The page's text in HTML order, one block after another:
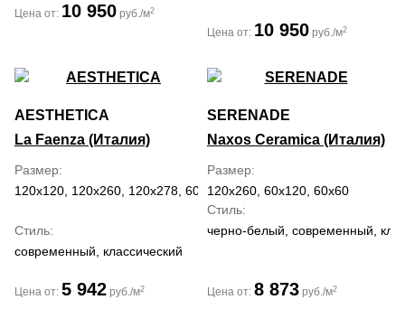
Цена от: 10 950 руб./м2
Цена от: 10 950 руб./м2
AESTHETICA
La Faenza (Италия)
Размер
120x120, 120x260, 120x278, 60x120
Стиль
современный, классический
Цена от: 5 942 руб./м2
SERENADE
Naxos Ceramica (Италия)
Размер
120x260, 60x120, 60x60
Стиль
черно-белый, современный,
Цена от: 8 873 руб./м2